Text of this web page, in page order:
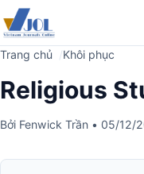
Trang chủ Khôi phục
Religious
Bởi Fenwick Trần • 05/12/